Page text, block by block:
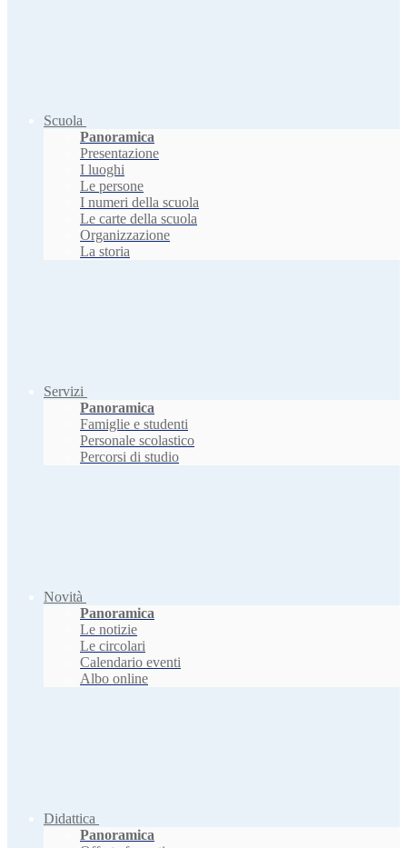
Scuola
Panoramica
Presentazione
I luoghi
Le persone
I numeri della scuola
Le carte della scuola
Organizzazione
La storia
Servizi
Panoramica
Famiglie e studenti
Personale scolastico
Percorsi di studio
Novità
Panoramica
Le notizie
Le circolari
Calendario eventi
Albo online
Didattica
Panoramica